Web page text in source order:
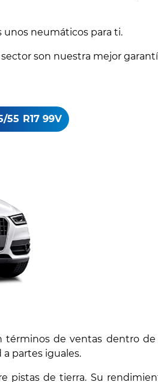
unos neumáticos para ti.
son nuestra mejor
55 R17 99V
de ventas dentro
partes iguales.
pistas de tierra. Su